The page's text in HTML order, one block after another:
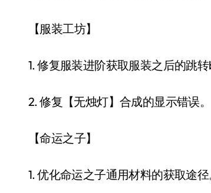
【服装工坊】
1. 修复服装进阶获取服装之后的跳转
2. 修复【无烛灯】合成的显示错误。
【命运之子】
1. 优化命运之子通用材料的获取途径